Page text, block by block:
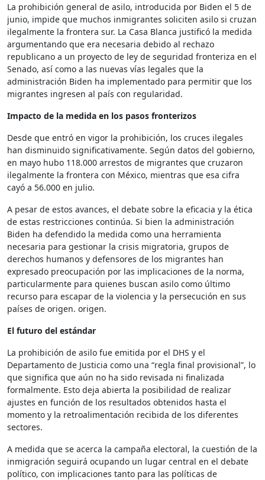
La prohibición general de asilo, introducida por Biden el 5 de
junio, impide que muchos inmigrantes soliciten asilo si cruzan
ilegalmente la frontera sur. La Casa Blanca justificó la medida
argumentando que era necesaria debido al rechazo
republicano a un proyecto de ley de seguridad fronteriza en el
Senado, así como a las nuevas vías legales que la
administración Biden ha implementado para permitir que los
migrantes ingresen al país con regularidad.
Impacto de la medida en los pasos fronterizos
Desde que entró en vigor la prohibición, los cruces ilegales
han disminuido significativamente. Según datos del gobierno,
en mayo hubo 118.000 arrestos de migrantes que cruzaron
ilegalmente la frontera con México, mientras que esa cifra
cayó a 56.000 en julio.
A pesar de estos avances, el debate sobre la eficacia y la ética
de estas restricciones continúa. Si bien la administración
Biden ha defendido la medida como una herramienta
necesaria para gestionar la crisis migratoria, grupos de
derechos humanos y defensores de los migrantes han
expresado preocupación por las implicaciones de la norma,
particularmente para quienes buscan asilo como último
recurso para escapar de la violencia y la persecución en sus
países de origen. origen.
El futuro del estándar
La prohibición de asilo fue emitida por el DHS y el
Departamento de Justicia como una “regla final provisional”, lo
que significa que aún no ha sido revisada ni finalizada
formalmente. Esto deja abierta la posibilidad de realizar
ajustes en función de los resultados obtenidos hasta el
momento y la retroalimentación recibida de los diferentes
sectores.
A medida que se acerca la campaña electoral, la cuestión de la
inmigración seguirá ocupando un lugar central en el debate
político, con implicaciones tanto para las políticas de